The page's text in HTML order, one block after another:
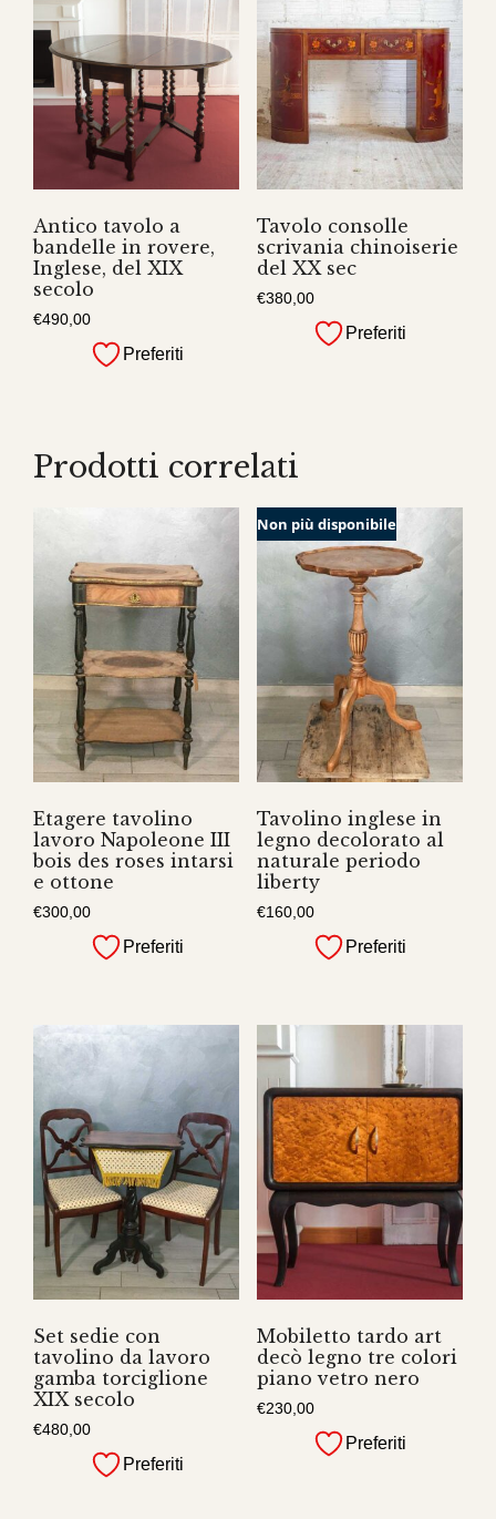
Antico tavolo a
bandelle in rovere,
Inglese, del XIX
secolo
€490,00
Preferiti
Tavolo consolle
scrivania chinoiserie
del XX sec
€380,00
Preferiti
Prodotti correlati
Etagere tavolino
lavoro Napoleone III
bois des roses intarsi
e ottone
€300,00
Preferiti
Non più disponibile
Tavolino inglese in
legno decolorato al
naturale periodo
liberty
€160,00
Preferiti
Set sedie con
tavolino da lavoro
gamba torciglione
XIX secolo
€480,00
Preferiti
Mobiletto tardo art
decò legno tre colori
piano vetro nero
€230,00
Preferiti